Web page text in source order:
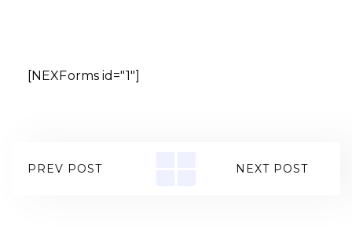
[NEXForms id="1"]
PREV POST NEXT POST